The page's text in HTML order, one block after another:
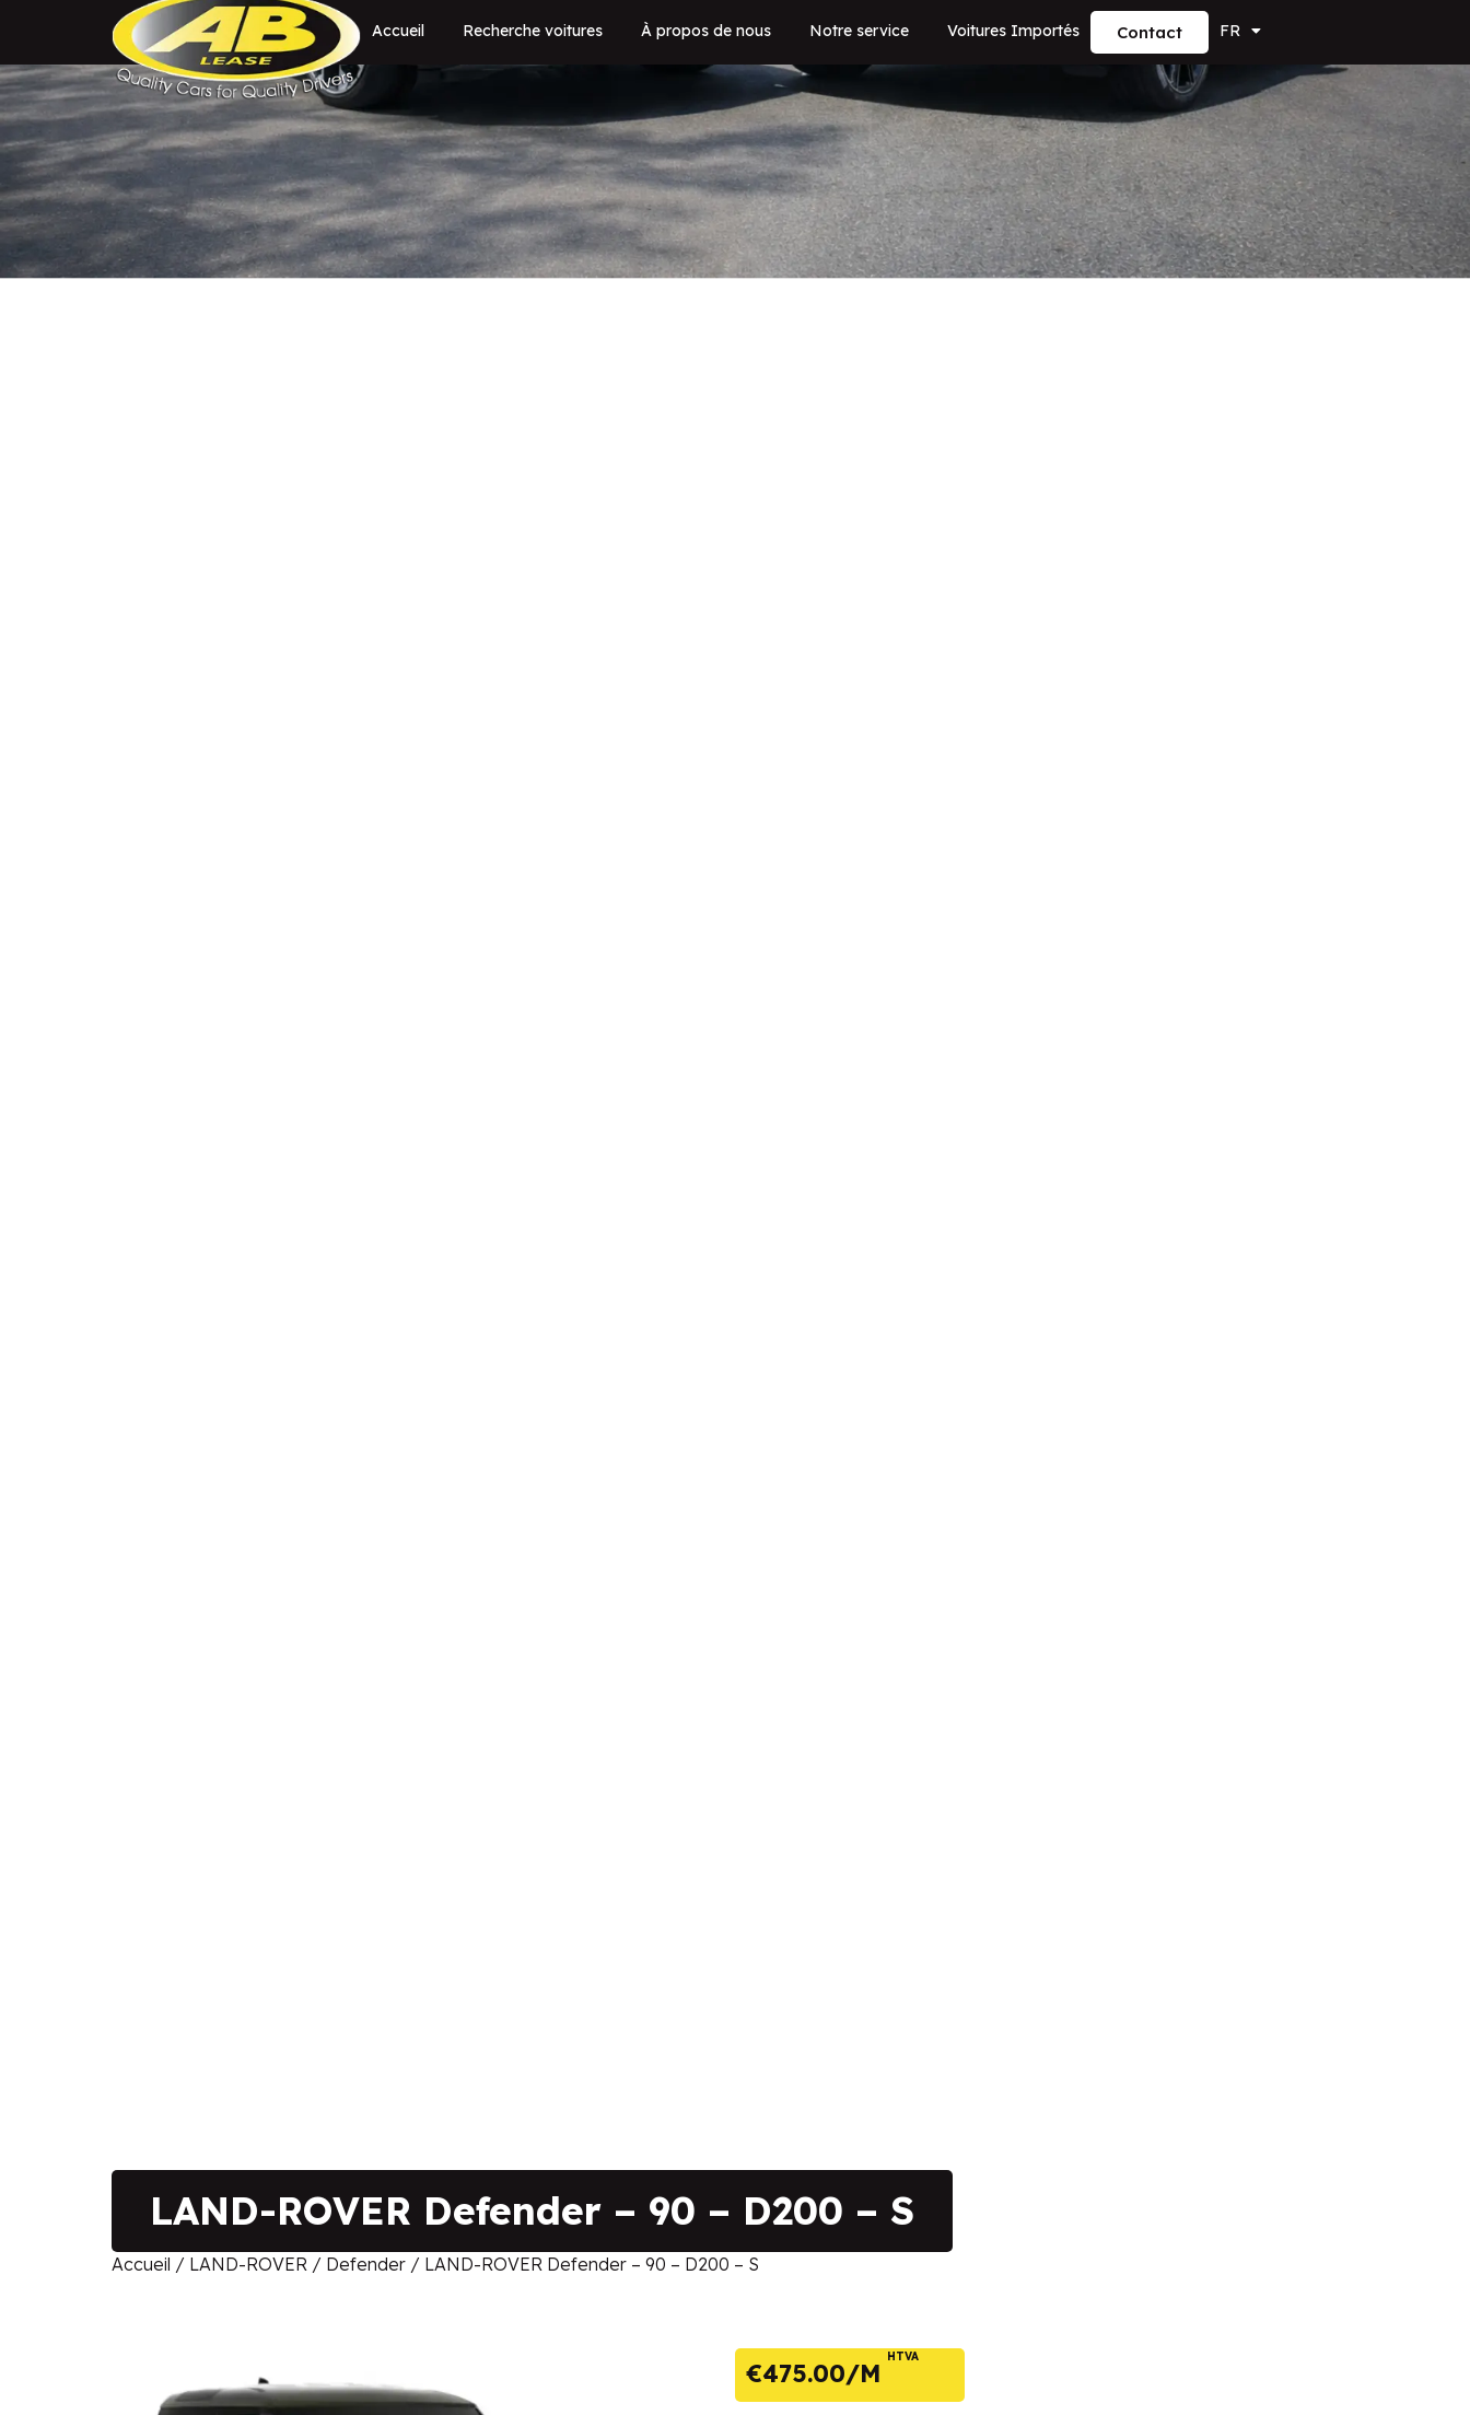
Accueil Recherche voitures À propos de nous Notre service Voitures Importés Contact FR
LAND-ROVER Defender – 90 – D200 – S
Accueil / LAND-ROVER / Defender / LAND-ROVER Defender – 90 – D200 – S
€475.00
HTVA